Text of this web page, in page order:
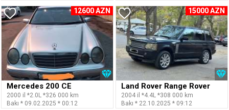
12600 AZN
Mercedes 200 CE
2000 il *2.0L *326 000 km
Bakı * 09.02.2025 * 00:12
15000 AZN
Land Rover Range Rover
2004 il *4.4L *308 000 km
Bakı * 22.10.2025 * 09:12